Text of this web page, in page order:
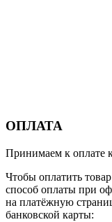
ОПЛАТА
Принимаем к оплате
Чтобы оплатить
способ оплаты при
на платёжную
банковской карты: